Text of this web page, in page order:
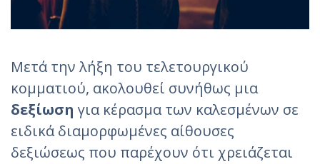
Μετά την λήξη του τελετουργικού
κομματιού, ακολουθεί συνήθως μια
δεξίωση για κέρασμα των καλεσμένων σε
ειδικά διαμορφωμένες αίθουσες
δεξιώσεως που παρέχουν ότι χρειάζεται